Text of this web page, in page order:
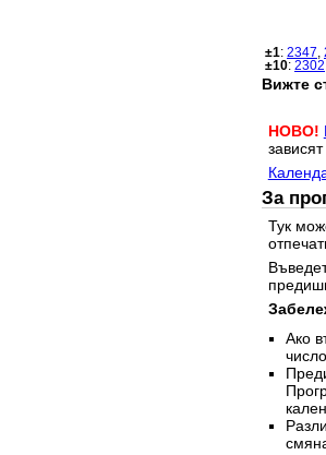
±1: 2347
±10: 2302
Вижте
НОВО!
За
Тук
Ако